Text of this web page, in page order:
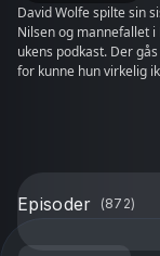
David Wolfe spilte sin
Nilsen og mannefallet
ukens podkast. Der
for kunne hun virkelig
Episoder (872)